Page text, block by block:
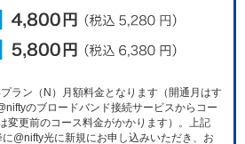
ラン（N）月額料金となります（開通月はす
のブロードバンド接続サービスからコー
変更前のコース料金がかかります）。上記
@nifty光に新規にお申し込みいただき、お